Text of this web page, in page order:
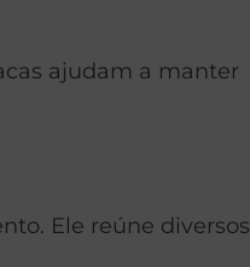
ajudam a manter
Ele reúne diversos